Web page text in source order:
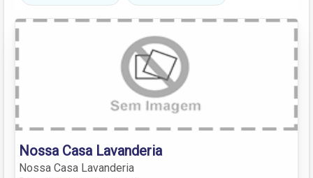
Nossa Casa Lavanderia
Nossa Casa Lavanderia